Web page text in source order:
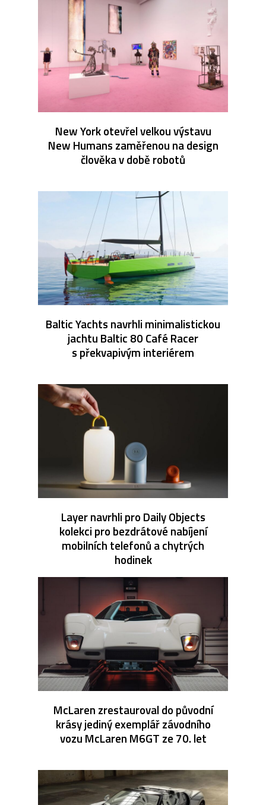
New York otevřel velkou výstavu
New Humans zaměřenou na design
člověka v době robotů
Baltic Yachts navrhli minimalistickou
jachtu Baltic 80 Café Racer
s překvapivým interiérem
Layer navrhli pro Daily Objects
kolekci pro bezdrátové nabíjení
mobilních telefonů a chytrých
hodinek
McLaren zrestauroval do původní
krásy jediný exemplář závodního
vozu McLaren M6GT ze 70. let